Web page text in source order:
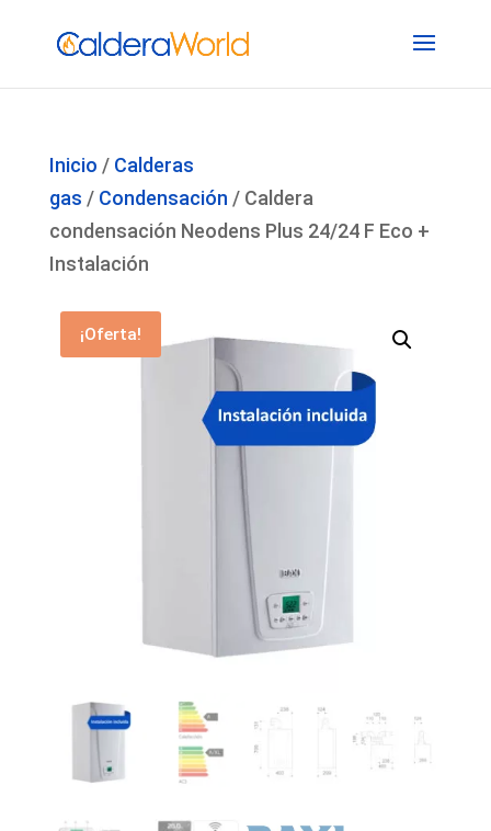
Inicio / Calderas
gas / Condensación / Caldera
condensación Neodens Plus 24/24 F Eco +
Instalación
¡Oferta!